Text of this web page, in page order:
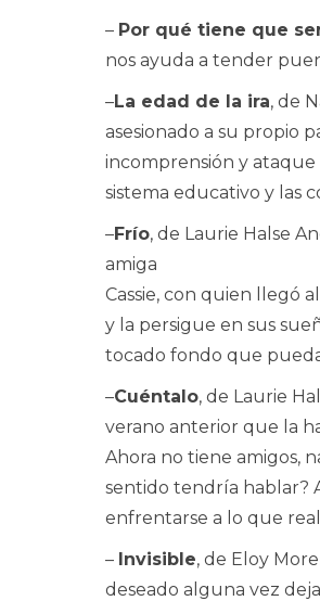
– Por qué tiene que
nos ayuda a tender
–La edad de la ira, de
asesionado a su propio
incomprensión y ataque
sistema educativo y las
–Frío, de Laurie Halse
amiga
Cassie, con quien llegó
y la persigue en sus
tocado fondo que
–Cuéntalo, de Laurie
verano anterior que la
Ahora no tiene amigos,
sentido tendría hablar?
enfrentarse a lo que
– Invisible, de Eloy
deseado alguna vez